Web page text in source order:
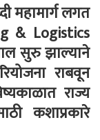
महामार्ग लगत
& Logistics
सुरु झाल्याने
राबवून
राज्य
कशाप्रकारे